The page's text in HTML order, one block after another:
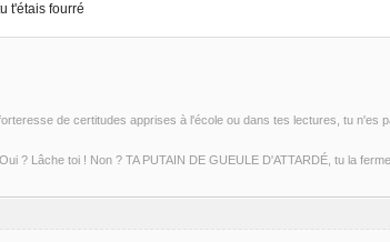
t'étais fourré
de certitudes apprises à l'école ou dans tes lectures, tu n'es
? Lâche toi ! Non ? TA PUTAIN DE GUEULE D'ATTARDÉ, tu la